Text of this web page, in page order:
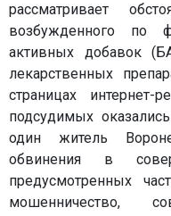
рассматривает
возбужденного по
активных добавок
лекарственных
страницах интернет-
подсудимых
один житель
обвинения в
предусмотренных
мошенничество,